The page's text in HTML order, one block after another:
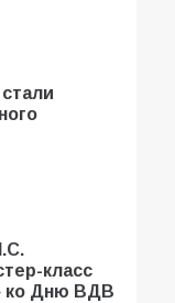
класс
ко Дню ВДВ